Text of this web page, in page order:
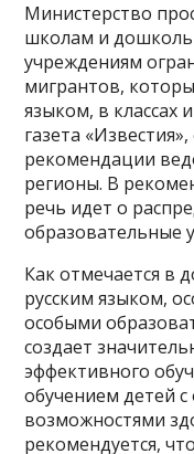
Министерство
школам и
учреждениям
мигрантов,
языком, в классах
газета
рекомендации
регионы. В
речь идет о
образовательные
Как отмечается в
русским языком,
особыми
создает
эффективного
обучением детей
возможностями
рекомендуется,